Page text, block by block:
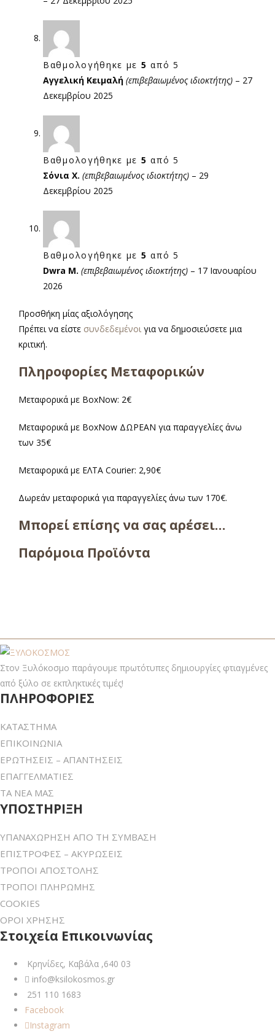
Βαθμολογήθηκε με 5 από 5
Αγγελική Κειμαλή (επιβεβαιωμένος ιδιοκτήτης) – 27
Δεκεμβρίου 2025
Βαθμολογήθηκε με 5 από 5
Σόνια Χ. (επιβεβαιωμένος ιδιοκτήτης) – 29
Δεκεμβρίου 2025
Βαθμολογήθηκε με 5 από 5
Dwra M. (επιβεβαιωμένος ιδιοκτήτης) – 17 Ιανουαρίου
2026
Προσθήκη μίας αξιολόγησης
Πρέπει να είστε συνδεδεμένοιγια να δημοσιεύσετε μια
κριτική.
Πληροφορίες Μεταφορικών
Μεταφορικά με BoxNow: 2€
Μεταφορικά με BoxNow ΔΩΡΕΑΝ για παραγγελίες άνω
των 35€
Μεταφορικά με ΕΛΤΑ Courier: 2,90€
Δωρεάν μεταφορικά για παραγγελίες άνω των 170€.
Μπορεί επίσης να σας αρέσει…
Παρόμοια Προϊόντα
Στον Ξυλόκοσμο παράγουμε πρωτότυπες δημιουργίες φτιαγμένες
από ξύλο σε εκπληκτικές τιμές!
ΠΛΗΡΟΦΟΡΙΕΣ
ΚΑΤΑΣΤΗΜΑ
ΕΠΙΚΟΙΝΩΝΙΑ
ΕΡΩΤΗΣΕΙΣ – ΑΠΑΝΤΗΣΕΙΣ
ΕΠΑΓΓΕΛΜΑΤΙΕΣ
ΤΑ ΝΕΑ ΜΑΣ
ΥΠΟΣΤΗΡΙΞΗ
ΥΠΑΝΑΧΩΡΗΣΗ ΑΠΟ ΤΗ ΣΥΜΒΑΣΗ
ΕΠΙΣΤΡΟΦΕΣ – ΑΚΥΡΩΣΕΙΣ
ΤΡΟΠΟΙ ΑΠΟΣΤΟΛΗΣ
ΤΡΟΠΟΙ ΠΛΗΡΩΜΗΣ
COOKIES
ΟΡΟΙ ΧΡΗΣΗΣ
Στοιχεία Επικοινωνίας
Κρηνίδες, Καβάλα ,640 03
info@ksilokosmos.gr
251 110 1683
Facebook
Instagram